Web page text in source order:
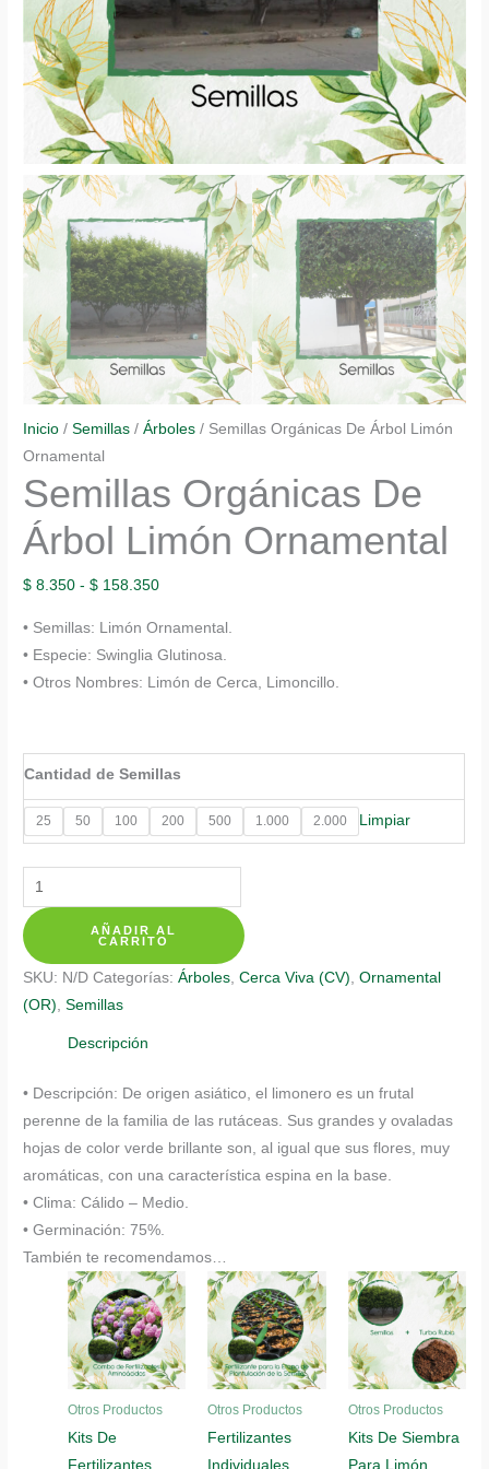
Inicio /Semillas /Árboles / Semillas Orgánicas De Árbol Limón
Ornamental
Semillas Orgánicas De
Árbol Limón Ornamental
$ 8.350 - $ 158.350Rango
• Semillas: Limón Ornamental.
• Especie: Swinglia Glutinosa.
• Otros Nombres: Limón de Cerca, Limoncillo.
Cantidad de Semillas
25 50 100 200 500 1.000 2.000 Limpiar
Semillas
Orgánicas
De
Árbol
Ornamental
cantidad
AÑADIR AL
CARRITO
SKU: N/D Categorías:Árboles,Cerca Viva (CV),Ornamental
(OR),Semillas
Descripción
• Descripción: De origen asiático, el limonero es un frutal
perenne de la familia de las rutáceas. Sus grandes y ovaladas
hojas de color verde brillante son, al igual que sus flores, muy
aromáticas, con una característica espina en la base.
• Clima: Cálido – Medio.
• Germinación: 75%.
También te recomendamos…
Otros Productos
Kits De
Fertilizantes
Otros Productos
Fertilizantes
Individuales
Otros Productos
Kits De Siembra
Para Limón